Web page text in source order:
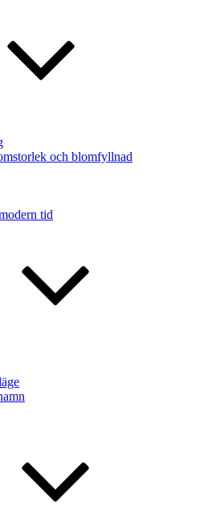
och blomfyllnad
tid